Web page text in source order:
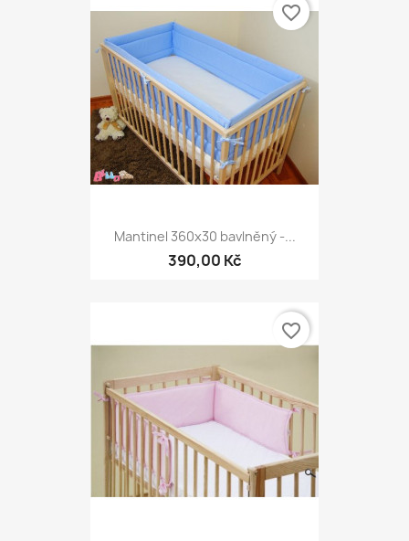
Mantinel 360x30 bavlněný -...
390,00 Kč
favorite_border
favorite_border